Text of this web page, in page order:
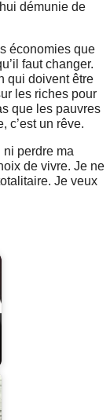
démunie de
économies que
faut changer.
qui doivent être
les riches pour
que les pauvres
c’est un rêve.
ni perdre ma
de vivre. Je ne
Je veux